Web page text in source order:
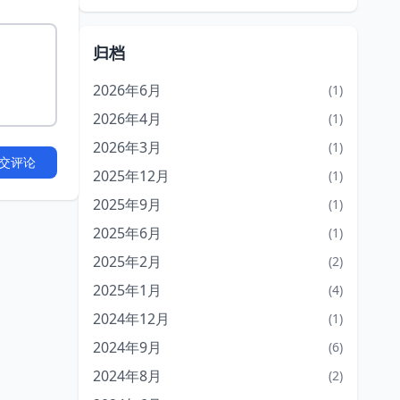
评论
归档
2026年6月 (1)
2026年4月 (1)
2026年3月 (1)
2025年12月 (1)
2025年9月 (1)
2025年6月 (1)
2025年2月 (2)
2025年1月 (4)
2024年12月 (1)
2024年9月 (6)
2024年8月 (2)